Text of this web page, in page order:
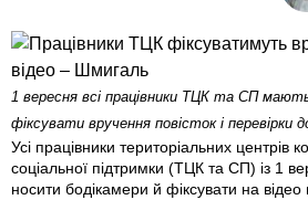
1 вересня всі працівники ТЦК та СП
фіксувати вручення повісток і перевірки
Усі працівники територіальних центрів
соціальної підтримки (ТЦК та СП) із 1
носити бодікамери й фіксувати на відео